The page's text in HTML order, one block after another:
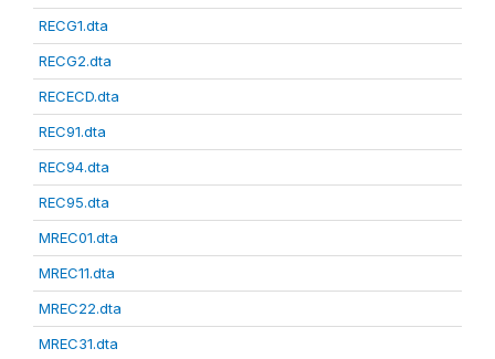
RECG1.dta
RECG2.dta
RECECD.dta
REC91.dta
REC94.dta
REC95.dta
MREC01.dta
MREC11.dta
MREC22.dta
MREC31.dta